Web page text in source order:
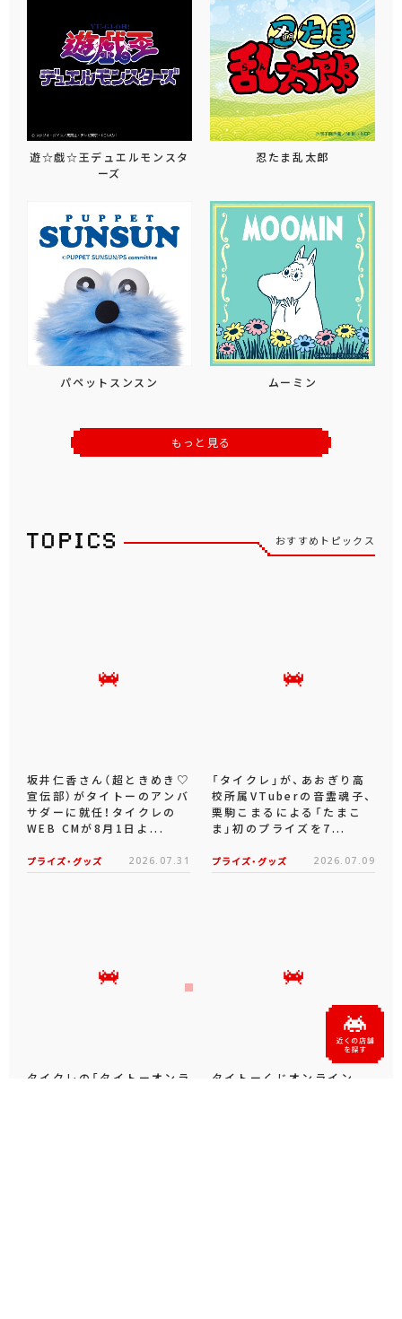
遊☆戯☆王デュエルモンスタ
ーズ
忍たま乱太郎
パペットスンスン ムーミン
もっと見る
おすすめトピックス
坂井仁香さん（超ときめき♡
宣伝部）がタイトーのアンバ
サダーに就任！タイクレの
WEB CMが8月1日よ...
プライズ・グッズ 2026.07.31
「タイクレ」が、あおぎり高
校所属VTuberの音霊魂子、
栗駒こまるによる「たまこ
ま」初のプライズを7...
プライズ・グッズ 2026.07.09
タイクレの「タイトーオンラ
タイトーくじオンライン -